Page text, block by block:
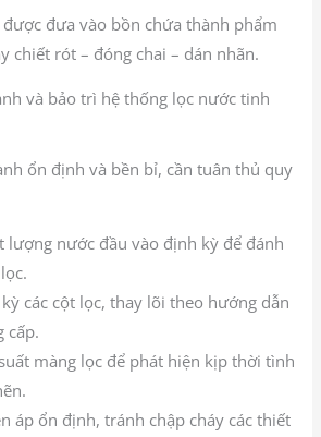
được đưa vào bồn chứa thành phẩm
chiết rót – đóng chai – dán nhãn.
và bảo trì hệ thống lọc nước tinh
ổn định và bền bỉ, cần tuân thủ quy
lượng nước đầu vào định kỳ để đánh
các cột lọc, thay lõi theo hướng dẫn
cấp.
màng lọc để phát hiện kịp thời tình
áp ổn định, tránh chập cháy các thiết